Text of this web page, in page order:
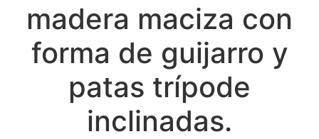
madera maciza con
forma de guijarro y
patas trípode
inclinadas.